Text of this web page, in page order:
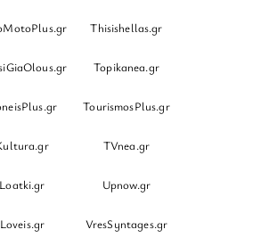
Thisishellas.gr
Topikanea.gr
TourismosPlus.gr
TVnea.gr
Loatki.gr Upnow.gr
Loveis.gr VresSyntages.gr